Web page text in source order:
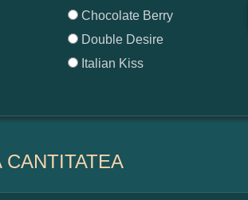
Chocolate Berry
Double Desire
Italian Kiss
CANTITATEA